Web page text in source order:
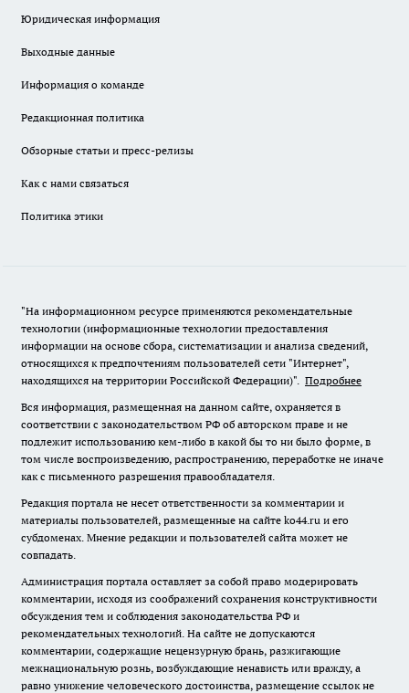
Юридическая информация
Выходные данные
Информация о команде
Редакционная политика
Обзорные статьи и пресс-релизы
Как с нами связаться
Политика этики
"На информационном ресурсе применяются рекомендательные
технологии (информационные технологии предоставления
информации на основе сбора, систематизации и анализа сведений,
относящихся к предпочтениям пользователей сети "Интернет",
находящихся на территории Российской Федерации)". Подробнее
Вся информация, размещенная на данном сайте, охраняется в
соответствии с законодательством РФ об авторском праве и не
подлежит использованию кем-либо в какой бы то ни было форме, в
том числе воспроизведению, распространению, переработке не иначе
как с письменного разрешения правообладателя.
Редакция портала не несет ответственности за комментарии и
материалы пользователей, размещенные на сайте ko44.ru и его
субдоменах. Мнение редакции и пользователей сайта может не
совпадать.
Администрация портала оставляет за собой право модерировать
комментарии, исходя из соображений сохранения конструктивности
обсуждения тем и соблюдения законодательства РФ и
рекомендательных технологий. На сайте не допускаются
комментарии, содержащие нецензурную брань, разжигающие
межнациональную рознь, возбуждающие ненависть или вражду, а
равно унижение человеческого достоинства, размещение ссылок не